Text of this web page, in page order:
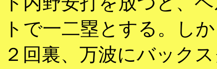
トで一二塁とする。し
２回裏、万波にバック